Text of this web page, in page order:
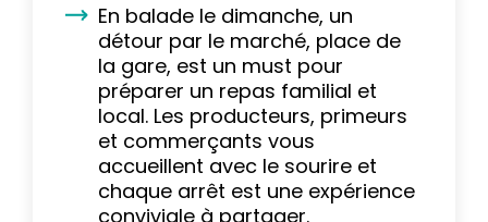
En balade le dimanche, un
détour par le marché, place de
la gare, est un must pour
préparer un repas familial et
local. Les producteurs, primeurs
et commerçants vous
accueillent avec le sourire et
chaque arrêt est une expérience
conviviale à partager.